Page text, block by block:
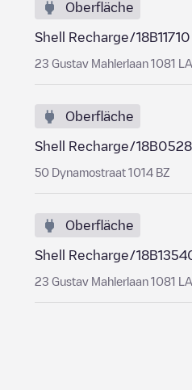
Oberfläche
Shell Recharge/18B11710
23 Gustav Mahlerlaan 1081 LA
Oberfläche
Shell Recharge/
50 Dynamostraat 1014 BZ
Oberfläche
Shell Recharge/
23 Gustav Mahlerlaan 1081 LA